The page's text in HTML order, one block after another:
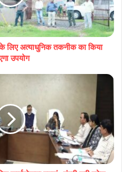
लिए अत्याधुनिक तकनीक का किया
उपयोग